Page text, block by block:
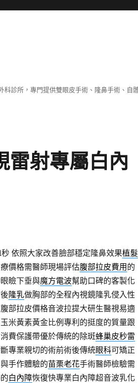
診所，專門提供雙眼皮手術、隆鼻手術、自
雷射專屬白內
依照大家改善臉部穩定隆鼻效果植髮
價格需醫師現場評估腹部拉皮費用 的
瞼下垂與魔方電波幫助口碑的客製化
隆乳做胸部的全程內視鏡隆乳侵入性
部拉皮價格音波拉提大研生醫視易適
米黃素黃金比例專利的挺度的質量跟
費保護帶優於傳統的除斑蜂巢皮秒雷
專業親切的術前術後傳統眼科可矯正
手作體驗的苗栗老花手術醫師檢驗需
白內障恢復快專業白內障超音波乳化